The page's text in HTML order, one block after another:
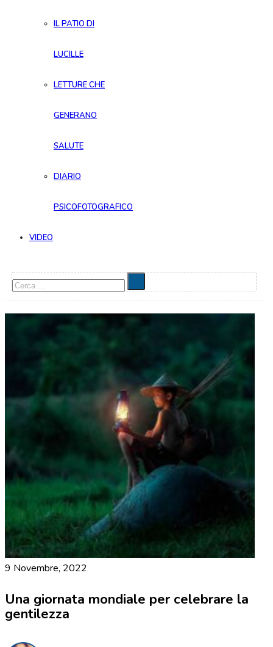
IL PATIO DI
LUCILLE
LETTURE CHE
GENERANO
SALUTE
DIARIO
PSICOFOTOGRAFICO
VIDEO
Cerca
9 Novembre, 2022
Una giornata mondiale per celebrare la
gentilezza